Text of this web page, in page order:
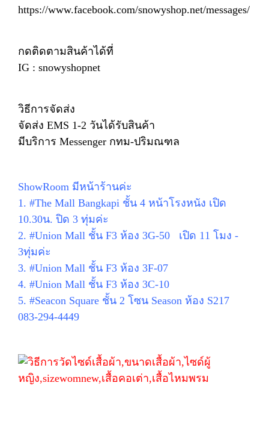
https://www.facebook.com/snowyshop.net/messages/
กดติดตามสินค้าได้ที่
IG : snowyshopnet
วิธีการจัดส่ง
จัดส่ง EMS 1-2 วันได้รับสินค้า
มีบริการ Messenger กทม-ปริมณฑล
ShowRoom มีหน้าร้านค่ะ
1. #The Mall Bangkapi ชั้น 4 หน้าโรงหนัง เปิด
10.30น. ปิด 3 ทุ่มค่ะ
2. #Union Mall ชั้น F3 ห้อง 3G-50 เปิด 11 โมง -
3ทุ่มค่ะ
3. #Union Mall ชั้น F3 ห้อง 3F-07
4. #Union Mall ชั้น F3 ห้อง 3C-10
5. #Seacon Square ชั้น 2 โซน Season ห้อง S217
083-294-4449